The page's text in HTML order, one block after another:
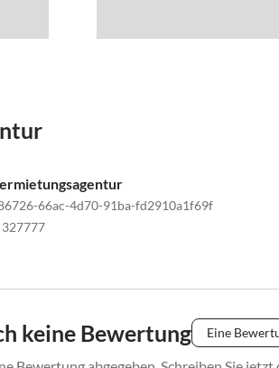
66ac-4d70-91ba-fd2910a1f69f
327777
keine Bewertung Eine